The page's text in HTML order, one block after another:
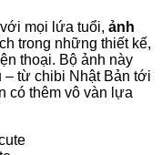
mọi lứa tuổi, ảnh
trong những thiết kế,
thoại. Bộ ảnh này
– từ chibi Nhật Bản tới
có thêm vô vàn lựa